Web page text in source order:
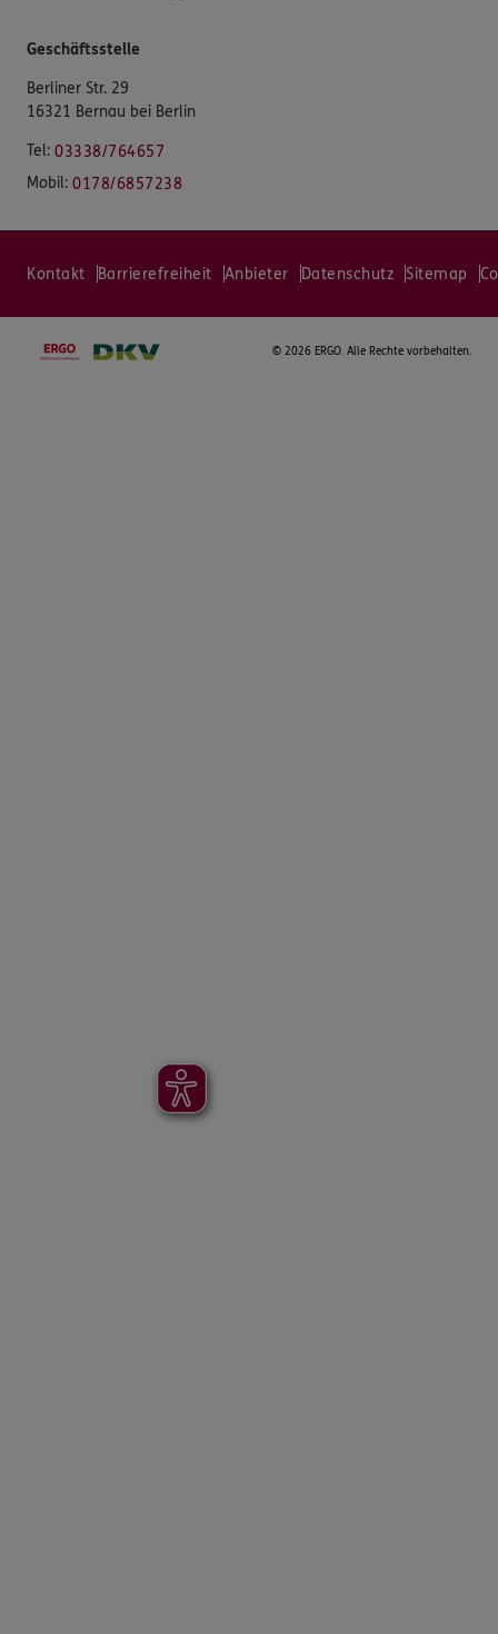
Geschäftsstelle
Berliner Str. 29
16321 Bernau bei Berlin
Tel: 03338/764657
Mobil: 0178/6857238
Kontakt Barrierefreiheit Anbieter Datenschutz Sitemap
© 2026 ERGO. Alle Rechte vorbehalten.